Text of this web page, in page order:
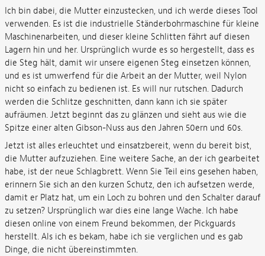
Ich bin dabei, die Mutter einzustecken, und ich werde dieses Tool
verwenden. Es ist die industrielle Ständerbohrmaschine für kleine
Maschinenarbeiten, und dieser kleine Schlitten fährt auf diesen
Lagern hin und her. Ursprünglich wurde es so hergestellt, dass es
die Steg hält, damit wir unsere eigenen Steg einsetzen können,
und es ist umwerfend für die Arbeit an der Mutter, weil Nylon
nicht so einfach zu bedienen ist. Es will nur rutschen. Dadurch
werden die Schlitze geschnitten, dann kann ich sie später
aufräumen. Jetzt beginnt das zu glänzen und sieht aus wie die
Spitze einer alten Gibson-Nuss aus den Jahren 50ern und 60s.
Jetzt ist alles erleuchtet und einsatzbereit, wenn du bereit bist,
die Mutter aufzuziehen. Eine weitere Sache, an der ich gearbeitet
habe, ist der neue Schlagbrett. Wenn Sie Teil eins gesehen haben,
erinnern Sie sich an den kurzen Schutz, den ich aufsetzen werde,
damit er Platz hat, um ein Loch zu bohren und den Schalter darauf
zu setzen? Ursprünglich war dies eine lange Wache. Ich habe
diesen online von einem Freund bekommen, der Pickguards
herstellt. Als ich es bekam, habe ich sie verglichen und es gab
Dinge, die nicht übereinstimmten.